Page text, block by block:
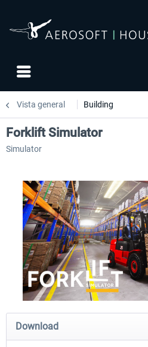
Vista general Building
City Bus Manager - E-Bus & Green
Energy
Forklift Simulator
Simulator
Download